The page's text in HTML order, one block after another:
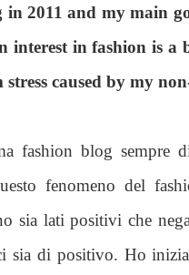
in 2011 and my main
in fashion is a
caused by my
fashion blog sempre
fenomeno del
sia lati positivi che
sia di positivo. Ho